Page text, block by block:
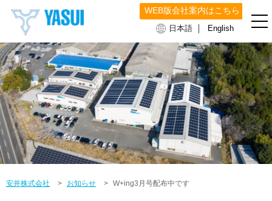
日本語 ｜ English
WEB版会社案内はこちら
安井株式会社 > お知らせ > W+ing3月号配布中です